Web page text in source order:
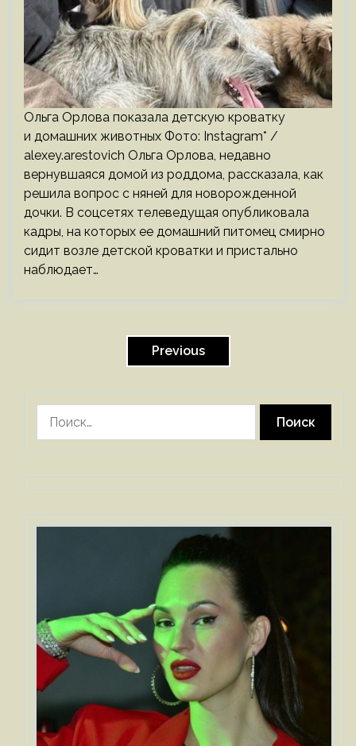
Ольга Орлова показала детскую кроватку
и домашних животных Фото: Instagram* /
alexey.arestovich Ольга Орлова, недавно
вернувшаяся домой из роддома, рассказала, как
решила вопрос с няней для новорожденной
дочки. В соцсетях телеведущая опубликовала
кадры, на которых ее домашний питомец смирно
сидит возле детской кроватки и пристально
наблюдает…
Previous